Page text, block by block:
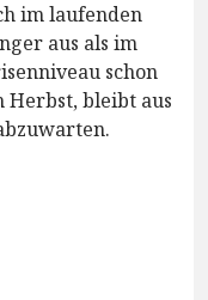
im laufenden
aus als im
schon
bleibt aus